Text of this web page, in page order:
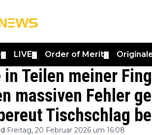
LIVE Order of Merit
in Teilen meiner
massiven Fehler
Tischschlag
Freitag, 20 Februar 2026 um 16:08